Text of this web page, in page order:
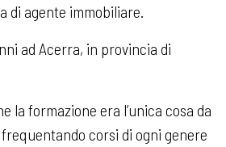
di agente immobiliare.
ad Acerra, in provincia di
la formazione era l’unica cosa da
corsi di ogni genere